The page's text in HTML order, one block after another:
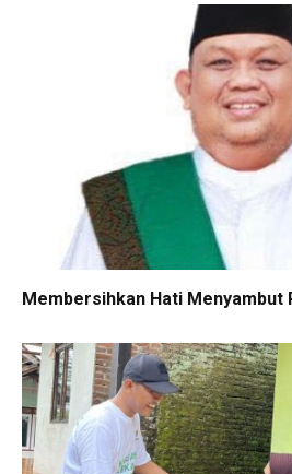
Membersihkan Hati Menyambut